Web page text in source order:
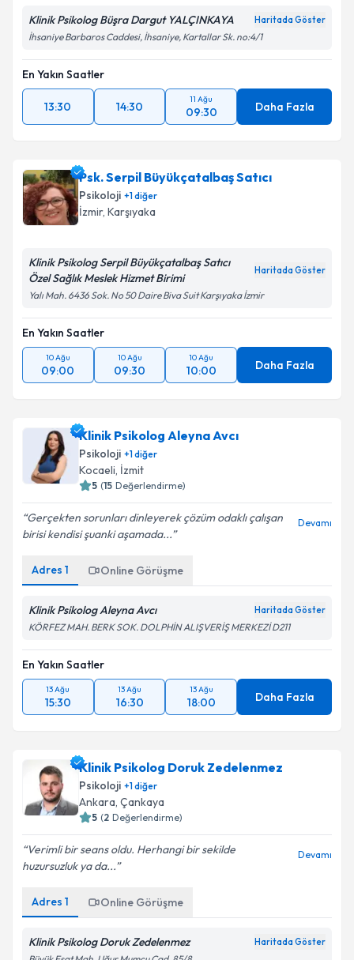
Klinik Psikolog Büşra Dargut YALÇINKAYA Haritada Göster
İhsaniye Barbaros Caddesi, İhsaniye, Kartallar Sk. no:4/1
En Yakın Saatler
13:30 14:30
11 Ağu
09:30 Daha Fazla
Psk. Serpil Büyükçatalbaş Satıcı
Psikoloji +1diğer
İzmir, Karşıyaka
Klinik Psikolog Serpil Büyükçatalbaş Satıcı
Özel Sağlık Meslek Hizmet Birimi
Haritada Göster
Yalı Mah. 6436 Sok. No 50 Daire Biva Suit Karşıyaka İzmir
En Yakın Saatler
10 Ağu
09:00
10 Ağu
09:30
10 Ağu
10:00 Daha Fazla
Klinik Psikolog Aleyna Avcı
Psikoloji +1diğer
Kocaeli, İzmit
5 (15 Değerlendirme)
Gerçekten sorunları dinleyerek çözüm odaklı çalışan
birisi kendisi şuanki aşamada...
Devamı
Adres 1 Online Görüşme
Klinik Psikolog Aleyna Avcı Haritada Göster
KÖRFEZ MAH. BERK SOK. DOLPHİN ALIŞVERİŞ MERKEZİ D211
En Yakın Saatler
13 Ağu
15:30
13 Ağu
16:30
13 Ağu
18:00 Daha Fazla
Klinik Psikolog Doruk Zedelenmez
Psikoloji +1diğer
Ankara, Çankaya
5 (2 Değerlendirme)
Verimli bir seans oldu. Herhangi bir sekilde
huzursuzluk ya da...
Devamı
Adres 1 Online Görüşme
Klinik Psikolog Doruk Zedelenmez Haritada Göster